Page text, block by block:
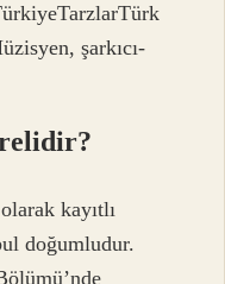
şarkıcı-
kayıtlı
doğumludur.